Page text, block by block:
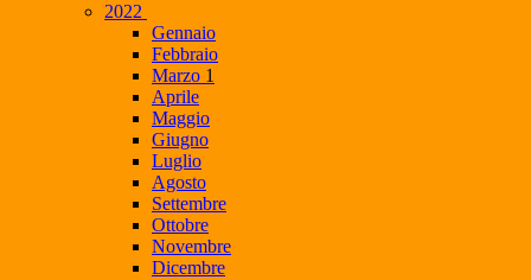
2022
Gennaio
Febbraio
Marzo 1
Aprile
Maggio
Giugno
Luglio
Agosto
Settembre
Ottobre
Novembre
Dicembre